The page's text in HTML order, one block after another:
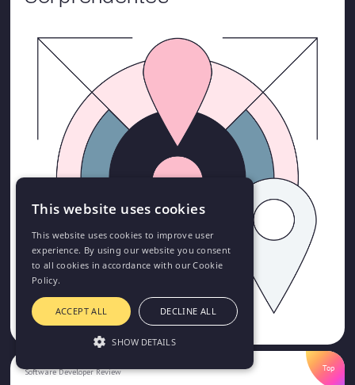
Software Developer Review Top
This website uses cookies
This website uses cookies to improve user
experience. By using our website you consent
to all cookies in accordance with our Cookie
Policy.
ACCEPT ALL DECLINE ALL
SHOW DETAILS